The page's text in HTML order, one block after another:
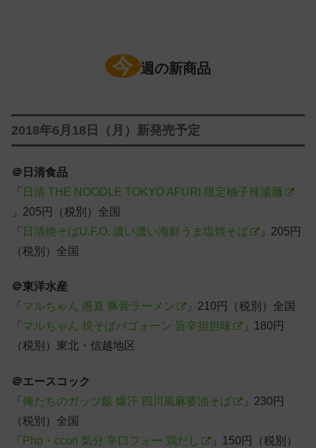
今 週の新商品
2018年6月18日（月）新発売予定
＠日清食品
「 日清 THE NOODLE TOKYO AFURI 限定柚子辣湯麺
」205円（税別）全国
「 日清焼そばU.F.O. 濃い濃い海鮮うま塩焼そば
」205円
（税別）全国
＠東洋水産
「 マルちゃん 愚直 豚骨ラーメン
」210円（税別）全国
「 マルちゃん 焼そばバゴォーン 旨辛担担味
」180円
（税別）東北・信越地区
＠エースコック
「 俺たちのガッツ飯 爆汗 四川風麻婆油そば
」230円
（税別）全国
「 Pho・ccori 気分 辛口フォー 鶏だし
」150円（税別）